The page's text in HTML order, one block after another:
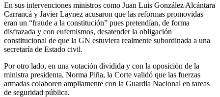
En sus intervenciones ministros como Juan Luis González Alcántara
Carrancá y Javier Laynez acusaron que las reformas promovidas
eran un “fraude a la constitución” pues pretendían, de forma
disfrazada y con eufemismos, desatender la obligación
constitucional de que la GN estuviera realmente subordinada a una
secretaría de Estado civil.
Por otro lado, en una votación dividida y con la oposición de la
ministra presidenta, Norma Piña, la Corte validó que las fuerzas
armadas colaboren ampliamente con la Guardia Nacional en tareas
de seguridad pública.